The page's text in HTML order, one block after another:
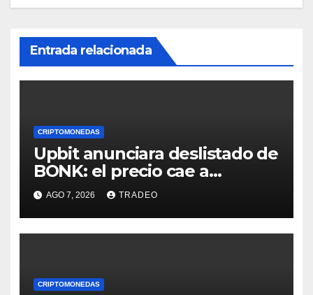
Entrada relacionada
CRIPTOMONEDAS
Upbit anunciara deslistado de
BONK: el precio cae a
mínimos 3 años
AGO 7, 2026 TRADEO
CRIPTOMONEDAS